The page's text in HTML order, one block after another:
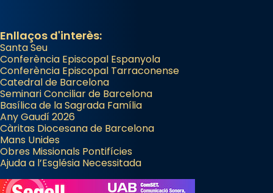
Enllaços d'interès:
Santa Seu
Conferència Episcopal Espanyola
Conferència Episcopal Tarraconense
Catedral de Barcelona
Seminari Conciliar de Barcelona
Basílica de la Sagrada Família
Any Gaudí 2026
Càritas Diocesana de Barcelona
Mans Unides
Obres Missionals Pontifícies
Ajuda a l’Església Necessitada